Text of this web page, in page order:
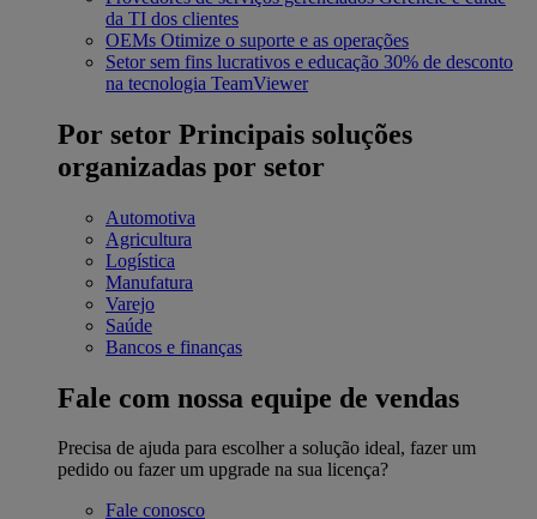
da TI dos clientes
OEMs Otimize o suporte e as operações
Setor sem fins lucrativos e educação 30% de desconto
na tecnologia TeamViewer
Por setor Principais soluções
organizadas por setor
Automotiva
Agricultura
Logística
Manufatura
Varejo
Saúde
Bancos e finanças
Fale com nossa equipe de vendas
Precisa de ajuda para escolher a solução ideal, fazer um
pedido ou fazer um upgrade na sua licença?
Fale conosco